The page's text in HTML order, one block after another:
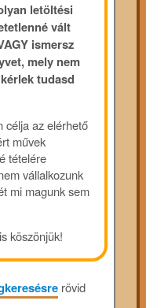
letöltési
vált
ismersz
mely nem
tudasd
célja az elérhető
művek
tételére
vállalkozunk
mi magunk sem
köszönjük!
rövid